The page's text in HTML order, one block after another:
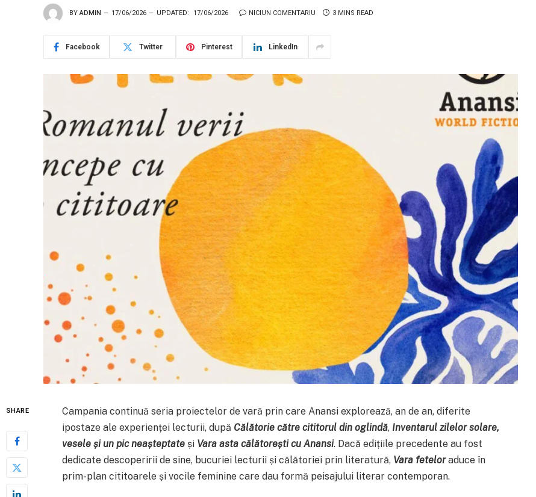
BY ADMIN 17/06/2026 UPDATED: 17/06/2026 NICIUN COMENTARIU 3 MINS READ
Facebook Twitter Pinterest LinkedIn
SHARE
Campania continuă seria proiectelor de vară prin care Anansi explorează, an de an, diferite
ipostaze ale experienței lecturii, după Călătorie către cititorul din oglindă, Inventarul zilelor solare,
vesele și un pic neașteptate și Vara asta călătorești cu Anansi. Dacă edițiile precedente au fost
dedicate descoperirii de sine, bucuriei lecturii și călătoriei prin literatură, Vara feteloraduce în
prim-plan cititoarele și vocile feminine care dau formă peisajului literar contemporan.